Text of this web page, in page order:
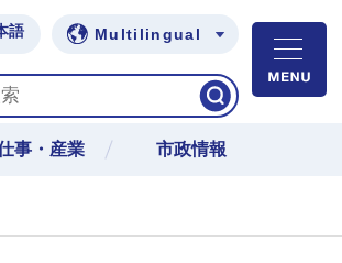
語 Multilingual
事・産業 市政情報